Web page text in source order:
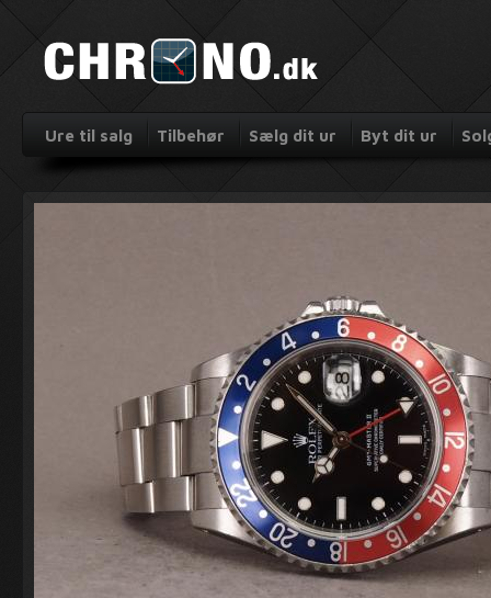
Ure til salg Tilbehør Sælg dit ur Byt dit ur